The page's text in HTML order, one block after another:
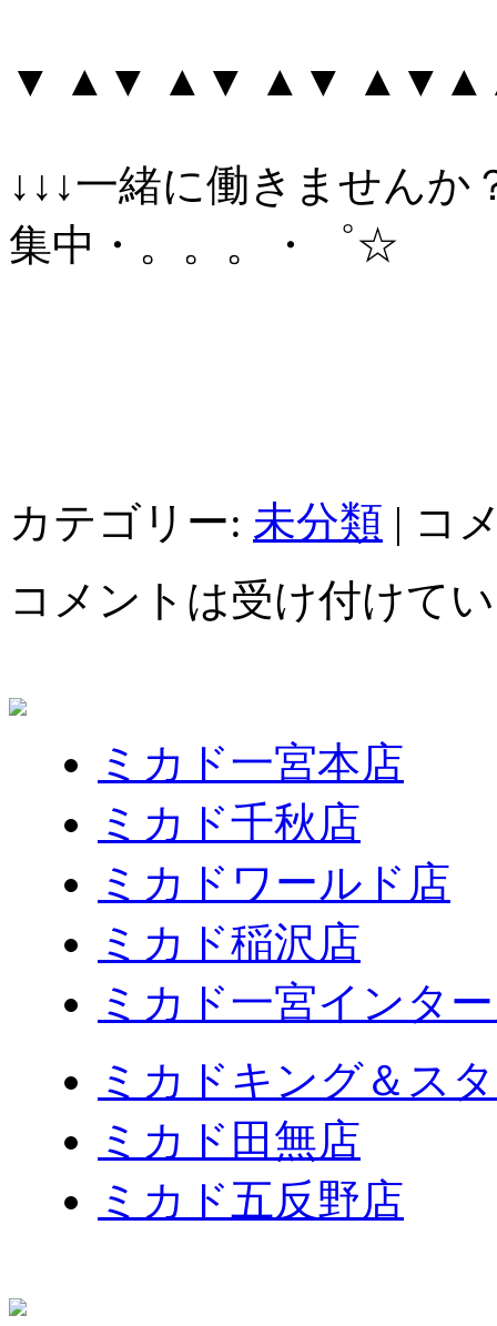
▼ ▲▼ ▲▼ ▲▼
↓↓↓一緒に働きません
集中・。。。・゜☆
カテゴリー: 未分類 | コ
コメントは受け付けて
ミカド一宮本店
ミカド千秋店
ミカドワールド店
ミカド稲沢店
ミカド一宮インタ
ミカドキング＆ス
ミカド田無店
ミカド五反野店